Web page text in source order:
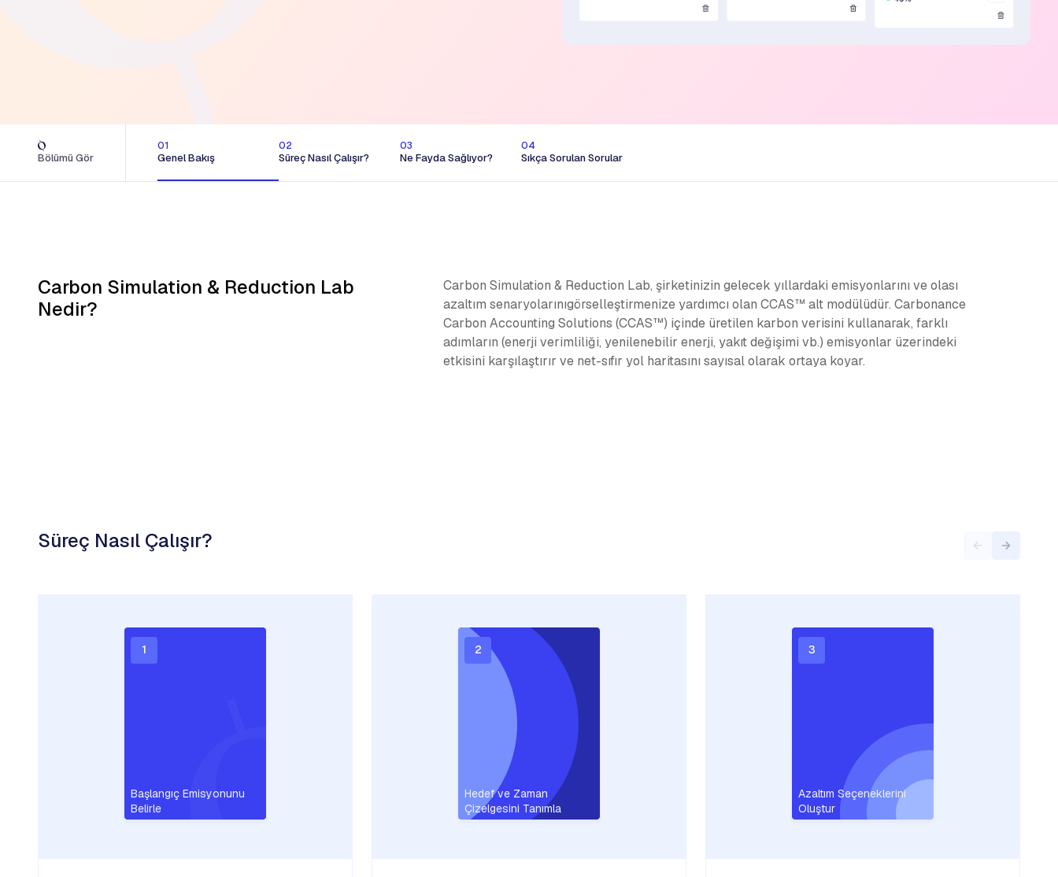
Bölümü Gör
01
Genel Bakış
02
Süreç Nasıl Çalışır?
03
Ne Fayda Sağlıyor?
04
Sıkça Sorulan Sorular
Carbon Simulation & Reduction Lab
Nedir?
Carbon Simulation & Reduction Lab, şirketinizin gelecek yıllardaki emisyonlarını ve olası
azaltım senaryolarınıgörselleştirmenize yardımcı olan CCAS™ alt modülüdür. Carbonance
Carbon Accounting Solutions (CCAS™) içinde üretilen karbon verisini kullanarak, farklı
adımların (enerji verimliliği, yenilenebilir enerji, yakıt değişimi vb.) emisyonlar üzerindeki
etkisini karşılaştırır ve net-sıfır yol haritasını sayısal olarak ortaya koyar.
Süreç Nasıl Çalışır?
1
Başlangıç Emisyonunu
Belirle
2
Hedef ve Zaman
Çizelgesini Tanımla
3
Azaltım Seçeneklerini
Oluştur